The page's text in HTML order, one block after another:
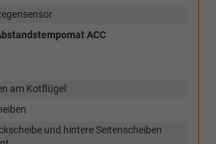
ACC
am Kotflügel
und hintere Seitenscheiben